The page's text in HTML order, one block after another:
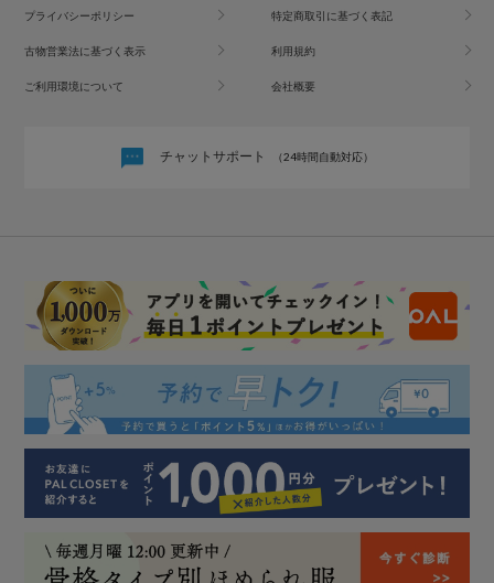
プライバシーポリシー 特定商取引に基づく表記
古物営業法に基づく表示 利用規約
ご利用環境について 会社概要
チャットサポート （24時間自動対応）